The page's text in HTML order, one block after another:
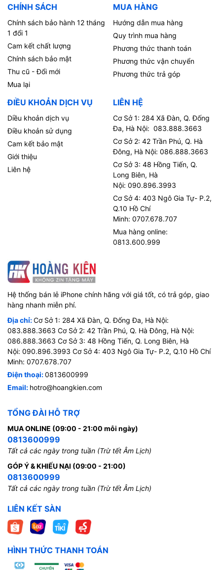
CHÍNH SÁCH
Chính sách bảo hành 12 tháng
1 đổi 1
Cam kết chất lượng
Chính sách bảo mật
Thu cũ - Đổi mới
Mua lại
MUA HÀNG
Hướng dẫn mua hàng
Quy trình mua hàng
Phương thức thanh toán
Phương thức vận chuyển
Phương thức trả góp
ĐIỀU KHOẢN DỊCH VỤ
Diều khoản dịch vụ
Điều khoản sử dụng
Cam kết bảo mật
Giới thiệu
Liên hệ
LIÊN HỆ
Cơ Sở 1: 284 Xã Đàn, Q. Đống
Đa, Hà Nội: 083.888.3663
Cơ Sở 2: 42 Trần Phú, Q. Hà
Đông, Hà Nội: 086.888.3663
Cơ Sở 3: 48 Hồng Tiến, Q.
Long Biên, Hà
Nội: 090.896.3993
Cơ Sở 4: 403 Ngô Gia Tự- P.2,
Q.10 Hồ Chí
Minh: 0707.678.707
Mua hàng online:
0813.600.999
Hệ thống bán lẻ iPhone chính hãng với giá tốt, có trả góp, giao
hàng nhanh miễn phí.
Địa chỉ:Cơ Sở 1: 284 Xã Đàn, Q. Đống Đa, Hà Nội:
083.888.3663 Cơ Sở 2: 42 Trần Phú, Q. Hà Đông, Hà Nội:
086.888.3663 Cơ Sở 3: 48 Hồng Tiến, Q. Long Biên, Hà
Nội: 090.896.3993 Cơ Sở 4: 403 Ngô Gia Tự- P.2, Q.10 Hồ Chí
Minh: 0707.678.707
Điện thoại:0813600999
Email: hotro@hoangkien.com
TỔNG ĐÀI HỖ TRỢ
MUA ONLINE (09:00 - 21:00 mỗi ngày)
0813600999
Tất cả các ngày trong tuần (Trừ tết Âm Lịch)
GÓP Ý & KHIẾU NẠI (09:00 - 21:00)
0813600999
Tất cả các ngày trong tuần (Trừ tết Âm Lịch)
LIÊN KẾT SÀN
HÌNH THỨC THANH TOÁN